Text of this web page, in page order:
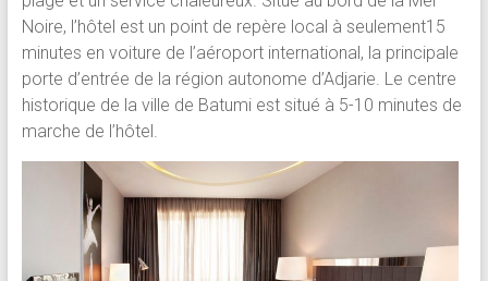
Noire, l’hôtel est un point de repère local à seulement15
minutes en voiture de l’aéroport international, la principale
porte d’entrée de la région autonome d’Adjarie. Le centre
historique de la ville de Batumi est situé à 5-10 minutes de
marche de l’hôtel.